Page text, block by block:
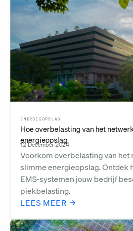
ENERGIEOPSLAG
Hoe overbelasting van het
energieopslag
12 December 2024
Voorkom overbelasting van het
slimme energieopslag. Ontdek
EMS-systemen jouw bedrijf
piekbelasting.
LEES MEER